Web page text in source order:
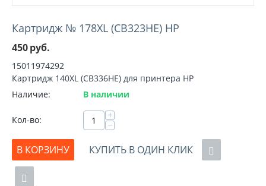
Картридж № 178XL (CB323HE) HP
450руб.
15011974292
Картридж 140XL (CB336HE) для принтера HP
Наличие:
В наличии
Кол-во: +
−
В КОРЗИНУ
КУПИТЬ В ОДИН КЛИК